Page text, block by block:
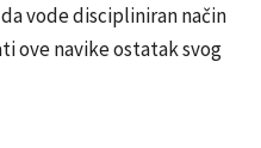
vode discipliniran način
ove navike ostatak svog